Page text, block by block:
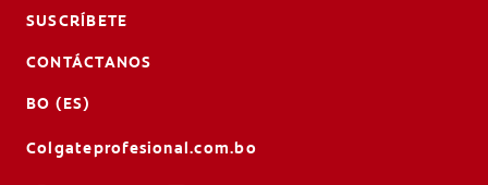
SUSCRÍBETE
CONTÁCTANOS
BO (ES)
Colgateprofesional.com.bo